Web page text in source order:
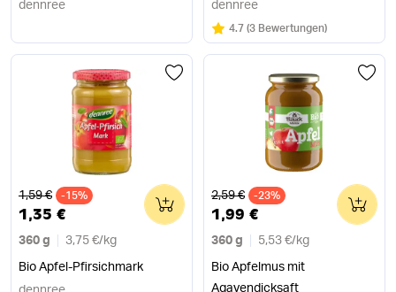
dennree dennree
Bewertung:
4.7/5
(3 Bewertungen)
Alter Preis
1,59 € -15%
1,35 €
360 g 3,75 €/ kg
Bio Apfel-Pfirsichmark
0 Alter Preis
2,59 € -23%
1,99 €
360 g 5,53 €/ kg
Bio Apfelmus mit
Agavendicksaft
0